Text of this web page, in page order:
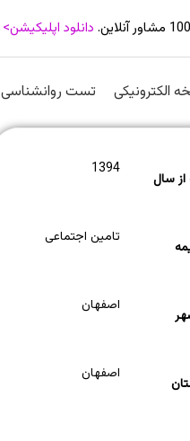
دانلود اپلیکیشن>
الکترونیکی تست روانشناسی
از سال
1394
تامین اجتماعی
اصفهان
اصفهان